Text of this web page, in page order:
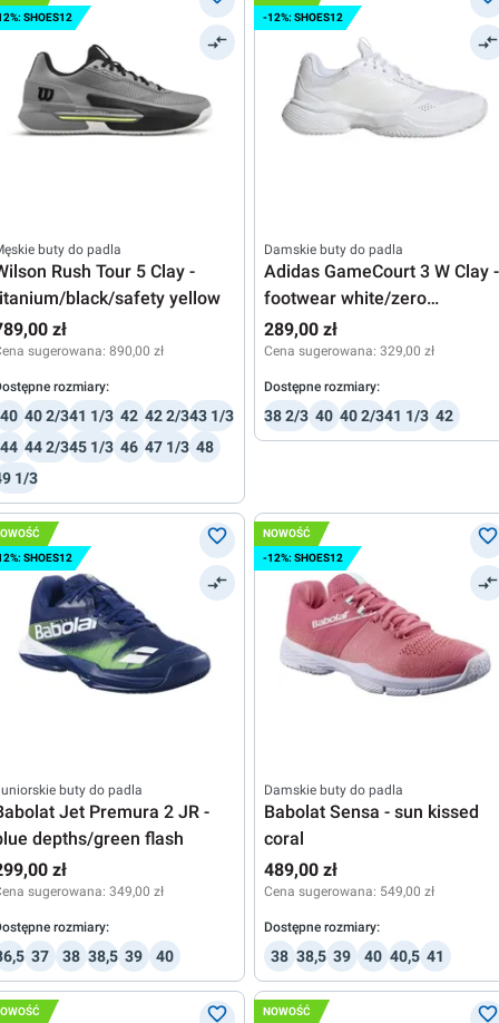
SHOES12
buty do padla
Rush Tour 5 Clay -
black/safety yellow
zł
sugerowana: 890,00 zł
rozmiary:
40 40 2/341 1/3 42 42 2/343 1/3
44 44 2/345 1/3 46 47 1/3 48
1/3
-12%: SHOES12
Damskie buty do padla
Adidas GameCourt 3 W Clay -
footwear white/zero
metallic/footwear white
289,00 zł
Cena sugerowana: 329,00 zł
Dostępne rozmiary:
38 2/3 40 40 2/341 1/3 42
SHOES12
buty do padla
Jet Premura 2 JR -
depths/green flash
zł
sugerowana: 349,00 zł
rozmiary:
37 38 38,5 39 40
NOWOŚĆ
-12%: SHOES12
Damskie buty do padla
Babolat Sensa - sun kissed
coral
489,00 zł
Cena sugerowana: 549,00 zł
Dostępne rozmiary:
38 38,5 39 40 40,5 41
NOWOŚĆ